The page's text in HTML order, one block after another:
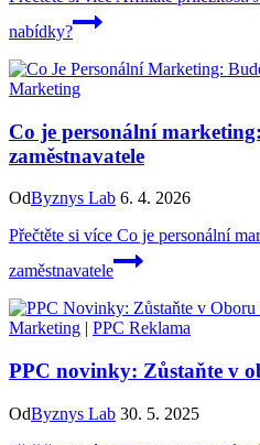
nabídky?
Marketing
Co je personální
zaměstnavatele
OdByznys Lab 6. 4. 2026
Přečtěte si více Co je personální
zaměstnavatele
Marketing | PPC Reklama
PPC novinky: Zůstaňte v
OdByznys Lab 30. 5. 2025